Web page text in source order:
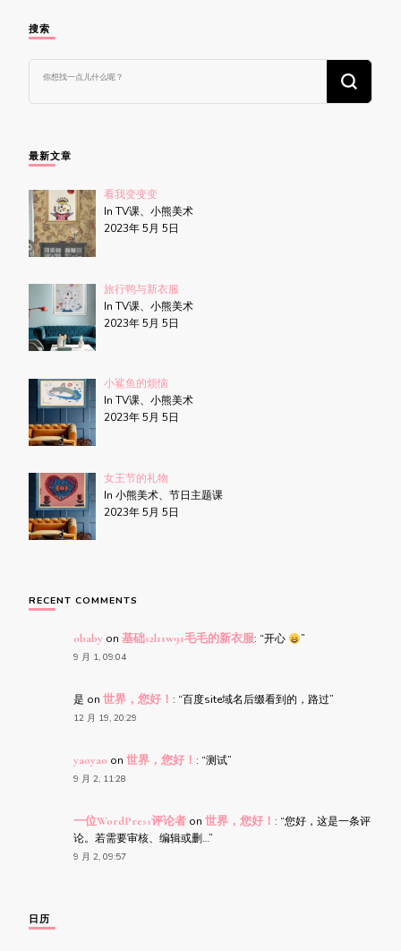
搜索
么
吗?
最新文章
看我变变变
In TV课、小熊美术
2023年 5月 5日
旅行鸭与新衣服
In TV课、小熊美术
2023年 5月 5日
小鲨鱼的烦恼
In TV课、小熊美术
2023年 5月 5日
女王节的礼物
In 小熊美术、节日主题课
2023年 5月 5日
RECENT COMMENTS
obaby on 基础s2l11w91毛毛的新衣服: “开心 ”
9 月 1, 09:04
是 on 世界，您好！ : “百度site域名后缀看到的，路过”
12 月 19, 20:29
yaoyao on 世界，您好！ : “测试”
9 月 2, 11:28
一位WordPress评论者 on 世界，您好！ : “您好，这是一条评
论。若需要审核、编辑或删…”
9 月 2, 09:57
日历